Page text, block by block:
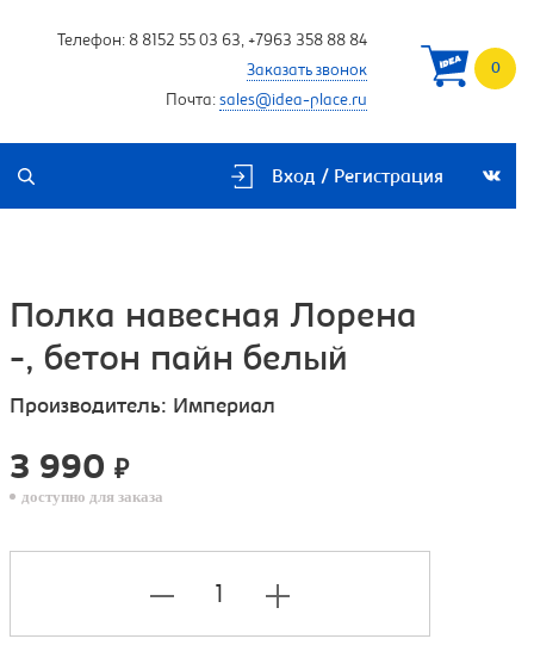
Телефон: 8 8152 55 03 63, +7963 358 88 84
Заказать звонок
Почта: sales@idea-place.ru
0
Вход / Регистрация
Полка навесная Лорена
-, бетон пайн белый
Производитель: Империал
3 990 ₽
доступно для заказа